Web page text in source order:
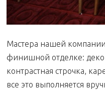
Мастера нашей
финишной отделке:
контрастная строчка,
все это выполняется